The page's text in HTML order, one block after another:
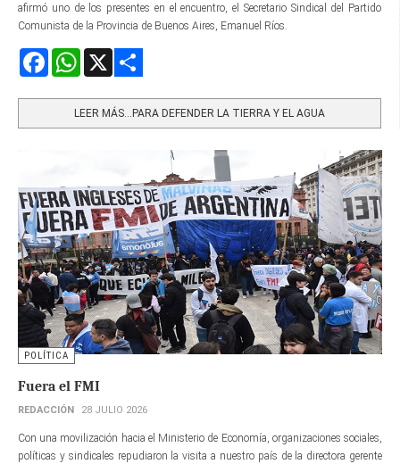
afirmó uno de los presentes en el encuentro, el Secretario Sindical del Partido
Comunista de la Provincia de Buenos Aires, Emanuel Ríos.
FacebookWhatsApp
LEER MÁS…PARA DEFENDER LA TIERRA Y EL AGUA
POLÍTICA
Fuera el FMI
REDACCIÓN 28 JULIO 2026
Con una movilización hacia el Ministerio de Economía, organizaciones sociales,
políticas y sindicales repudiaron la visita a nuestro país de la directora gerente​